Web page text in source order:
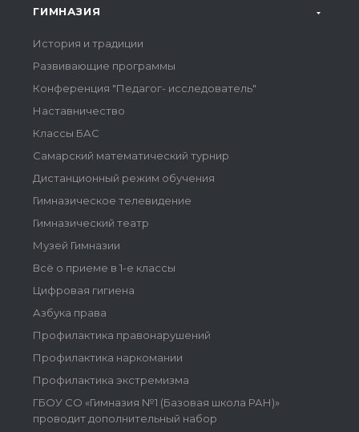
ГИМНАЗИЯ
История и традиции
Развивающие программы
Конференция "Педагог- исследователь"
Наставничество
Классы БАС
Самарский математический турнир
Дистанционный режим обучения
Гимназическое телевидение
Гимназический театр
Музей Гимназии
Всё о приеме в 1-е классы
Цифровая гигиена
Азбука права
Профилактика правонарушений
Профилактика наркомании
Профилактика экстремизма
ГБОУ СО «Гимназия №1 (Базовая школа РАН)»
проводит дополнительный набор